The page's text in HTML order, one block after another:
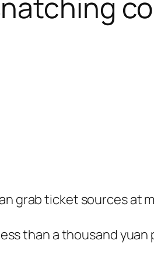
grab ticket sources at
than a thousand yuan